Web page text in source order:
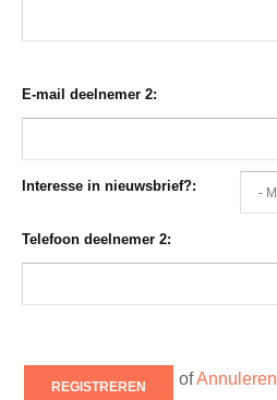
E-mail deelnemer 2:
Interesse in nieuwsbrief?:
Telefoon deelnemer 2:
REGISTREREN ofAnnuleren